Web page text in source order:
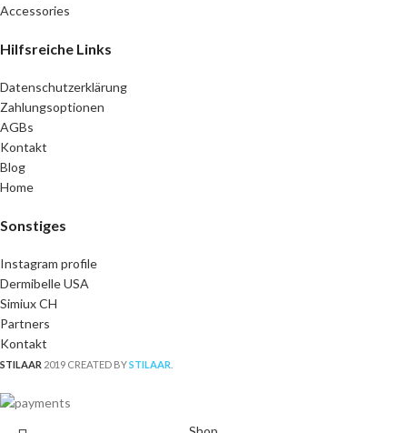
Accessories
Hilfsreiche Links
Datenschutzerklärung
Zahlungsoptionen
AGBs
Kontakt
Blog
Home
Sonstiges
Instagram profile
Dermibelle USA
Simiux CH
Partners
Kontakt
STILAAR 2019 CREATED BYSTILAAR